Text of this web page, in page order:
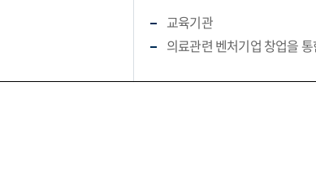
교육기관
의료관련 벤처기업 창업을